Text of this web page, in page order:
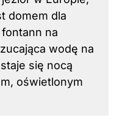
domem dla
na
wodę na
się nocą
oświetlonym